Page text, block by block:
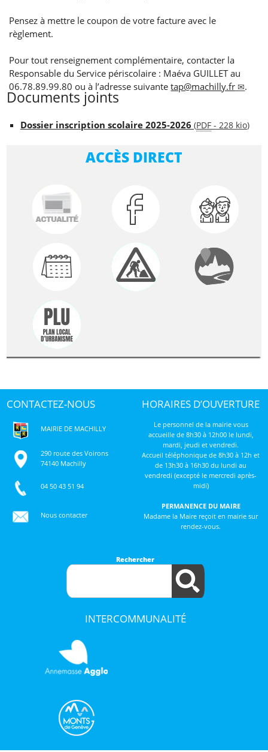
Pensez à mettre le coupon de votre facture avec le
règlement.
Pour tout renseignement complémentaire, contacter la
Responsable du Service périscolaire : Maéva GUILLET au
06.78.89.99.80 ou à l’adresse suivantetap@machilly.fr .
Documents joints
Dossier inscription scolaire 2025-2026 (PDF - 228 kio)
ACCÈS DIRECT
CONTACTEZ-NOUS
MAIRIE DE MACHILLY
290 route des Voirons
74140 Machilly
04 50 43 51 94
Nous contacter
HORAIRES D’OUVERTURE
Le personnel de la mairie vous
accueille de 8h30 à 12h00 le lundi,
mardi, jeudi et vendredi.
Accueil téléphonique de 8h30 à 12h et
de 13h30 à 16h30 du lundi au
vendredi (excepté le mercredi après-
midi)
PERMANENCE DU MAIRE
Madame la Maire reçoit en mairie sur
rendez-vous.
Rechercher
INTERCOMMUNALITÉ